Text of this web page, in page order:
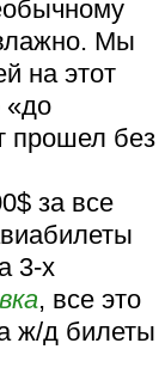
Мы
на этот
«до
прошел без
за все
3-х
, все это
ж/д билеты